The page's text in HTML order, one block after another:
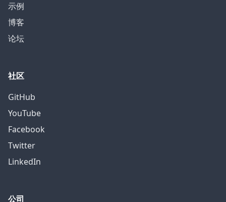
示例
博客
论坛
社区
GitHub
YouTube
Facebook
Twitter
LinkedIn
公司